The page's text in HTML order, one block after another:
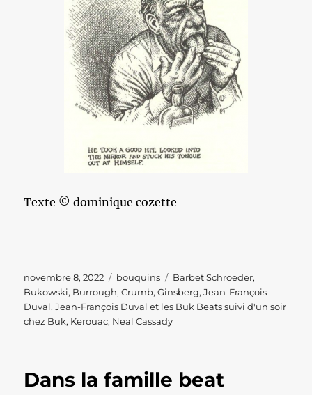
Texte © dominique cozette
Publié
le
novembre 8, 2022 Catégories
bouquins Étiquettes
Barbet Schroeder,
Bukowski, Burrough,Crumb,Ginsberg,Jean-François
Duval,Jean-François Duval et les Buk Beats suivi d'un soir
chez Buk, Kerouac, Neal Cassady
Dans la famille beat